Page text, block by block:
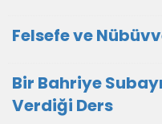
Felsefe ve
Bir Bahriye
Verdiği Ders